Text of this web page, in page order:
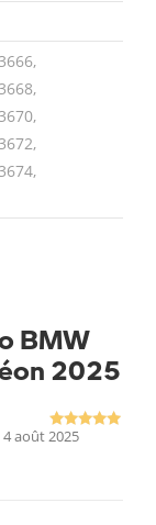
BMW
2025
Note
4 août 2025